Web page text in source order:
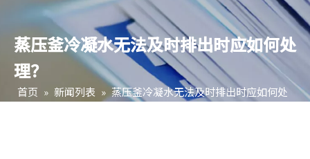
蒸压釜冷凝水无法及时排出时应如何处
理？
首页 » 新闻列表 » 蒸压釜冷凝水无法及时排出时应如何处